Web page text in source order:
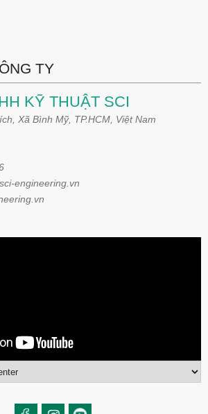
TY
KỸ THUẬT SCI
Xã Bình Mỹ, TP.HCM, Việt Nam
engineering.vn